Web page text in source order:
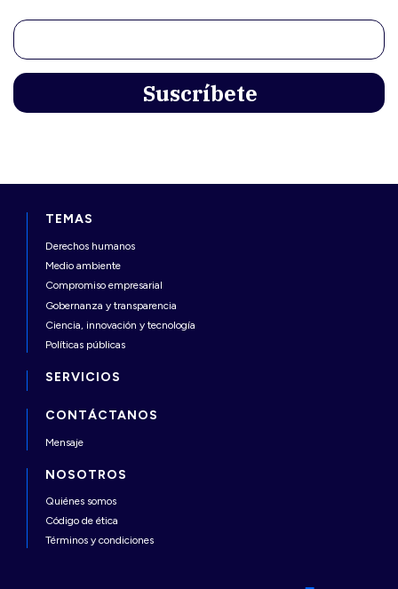
TEMAS
Derechos humanos
Medio ambiente
Compromiso empresarial
Gobernanza y transparencia
Ciencia, innovación y tecnología
Políticas públicas
SERVICIOS
CONTÁCTANOS
Mensaje
NOSOTROS
Quiénes somos
Código de ética
Términos y condiciones